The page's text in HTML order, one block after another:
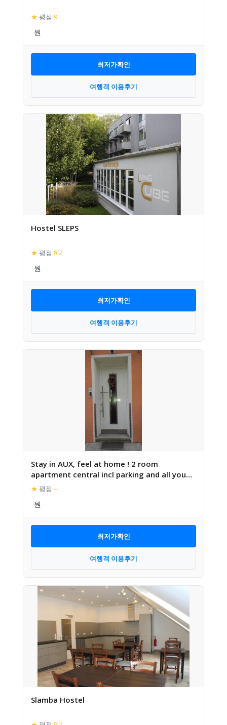
★ 평점 9
최저가확인
여행객 이용후기
Hostel SLEPS
★ 평점 8.2
최저가확인
여행객 이용후기
Stay in AUX, feel at home ! 2 room
apartment central incl parking and all you
need for 4 person, 24H
★ 평점 –
최저가확인
여행객 이용후기
Slamba Hostel